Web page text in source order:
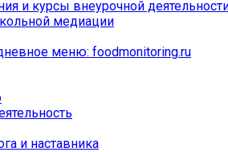
и курсы внеурочной
медиации
меню: foodmonitoring.ru
и наставника